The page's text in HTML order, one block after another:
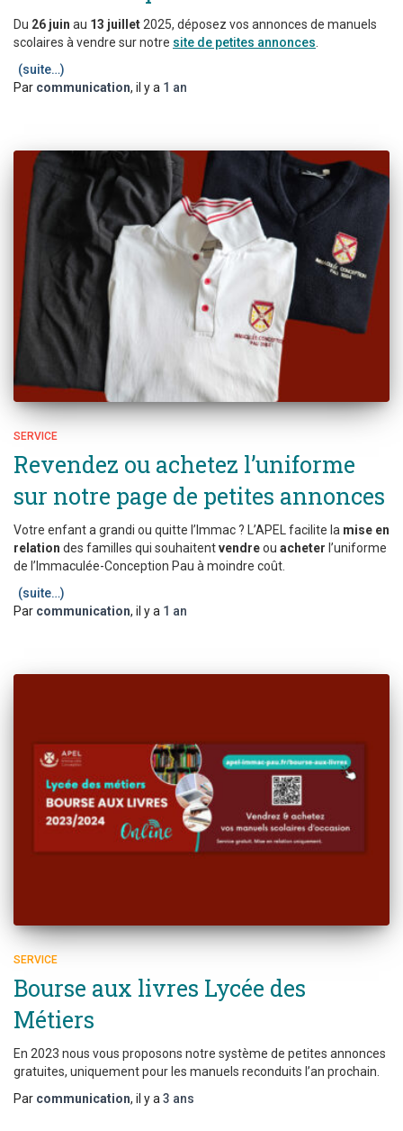
Du 26 juin au 13 juillet2025, déposez vos annonces de manuels
scolaires à vendre sur notre site de petites annonces.
(suite…)
Par communication, il y a 1 an
SERVICE
Revendez ou achetez l’uniforme
sur notre page de petites annonces
Votre enfant a grandi ou quitte l’Immac ? L’APEL facilite la mise en
relation des familles qui souhaitentvendreou acheter l’uniforme
de l’Immaculée-Conception Pau à moindre coût.
(suite…)
Par communication, il y a 1 an
SERVICE
Bourse aux livres Lycée des
Métiers
En 2023 nous vous proposons notre système de petites annonces
gratuites, uniquement pour les manuels reconduits l’an prochain.
Par communication, il y a 3 ans